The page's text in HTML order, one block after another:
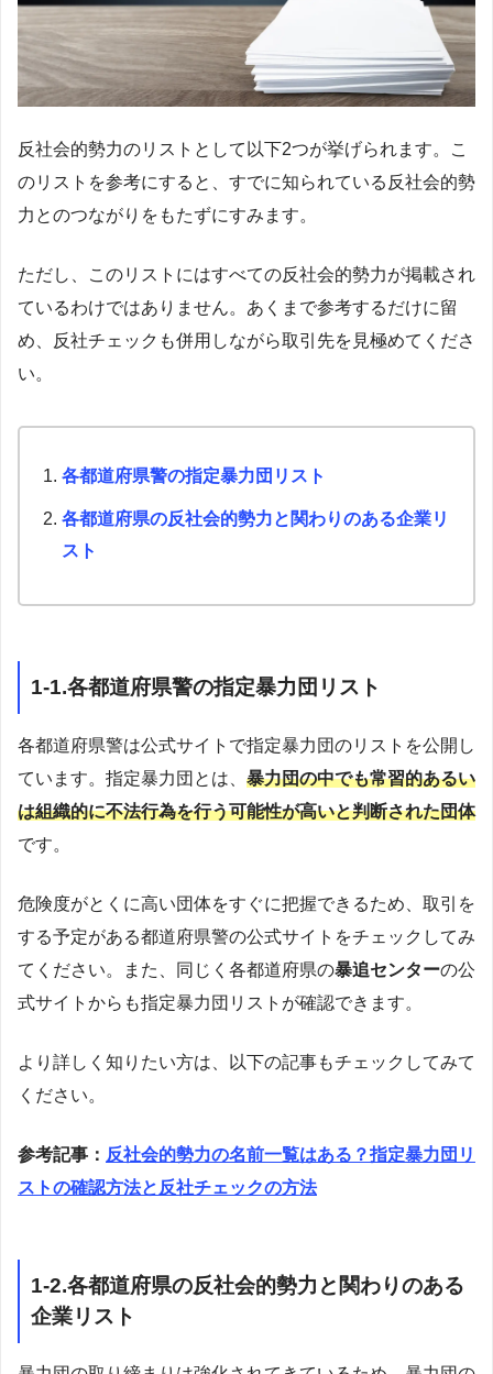
反社会的勢力のリストとして以下2つが挙げられます。こ
のリストを参考にすると、すでに知られている反社会的勢
力とのつながりをもたずにすみます。
ただし、このリストにはすべての反社会的勢力が掲載され
ているわけではありません。あくまで参考するだけに留
め、反社チェックも併用しながら取引先を見極めてくださ
い。
各都道府県警の指定暴力団リスト
各都道府県の反社会的勢力と関わりのある企業リ
スト
1-1.各都道府県警の指定暴力団リスト
各都道府県警は公式サイトで指定暴力団のリストを公開し
ています。指定暴力団とは、 暴力団の中でも常習的あるい
は組織的に不法行為を行う可能性が高いと判断された団体
です。
危険度がとくに高い団体をすぐに把握できるため、取引を
する予定がある都道府県警の公式サイトをチェックしてみ
てください。また、同じく各都道府県の暴追センターの公
式サイトからも指定暴力団リストが確認できます。
より詳しく知りたい方は、以下の記事もチェックしてみて
ください。
参考記事： 反社会的勢力の名前一覧はある？指定暴力団リ
ストの確認方法と反社チェックの方法
1-2.各都道府県の反社会的勢力と関わりのある
企業リスト